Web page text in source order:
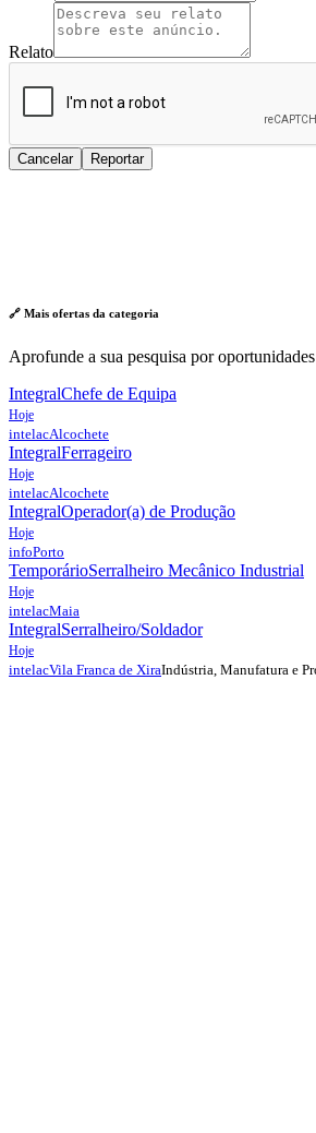
Relato
Cancelar Reportar
🔗 Mais ofertas da categoria
Aprofunde a sua pesquisa por
IntegralChefe de Equipa
Hoje
intelacAlcochete
IntegralFerrageiro
Hoje
intelacAlcochete
IntegralOperador(a) de Produção
Hoje
infoPorto
TemporárioSerralheiro Mecânico Industrial
Hoje
intelacMaia
IntegralSerralheiro/Soldador
Hoje
intelacVila Franca de XiraIndústria, Manufatura e